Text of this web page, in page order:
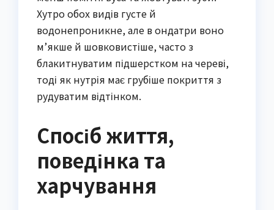
Хутро обох видів густе й
водонепроникне, але в ондатри воно
м’якше й шовковистіше, часто з
блакитнуватим підшерстком на череві,
тоді як нутрія має грубіше покриття з
рудуватим відтінком.
Спосіб життя,
поведінка та
харчування